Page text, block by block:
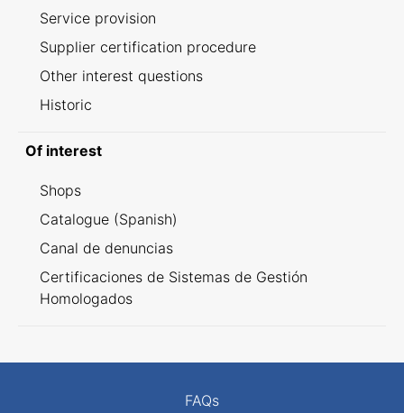
Service provision
Supplier certification procedure
Other interest questions
Historic
Of interest
Shops
Catalogue (Spanish)
Canal de denuncias
Certificaciones de Sistemas de Gestión
Homologados
FAQs